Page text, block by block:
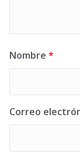
Nombre *
Correo